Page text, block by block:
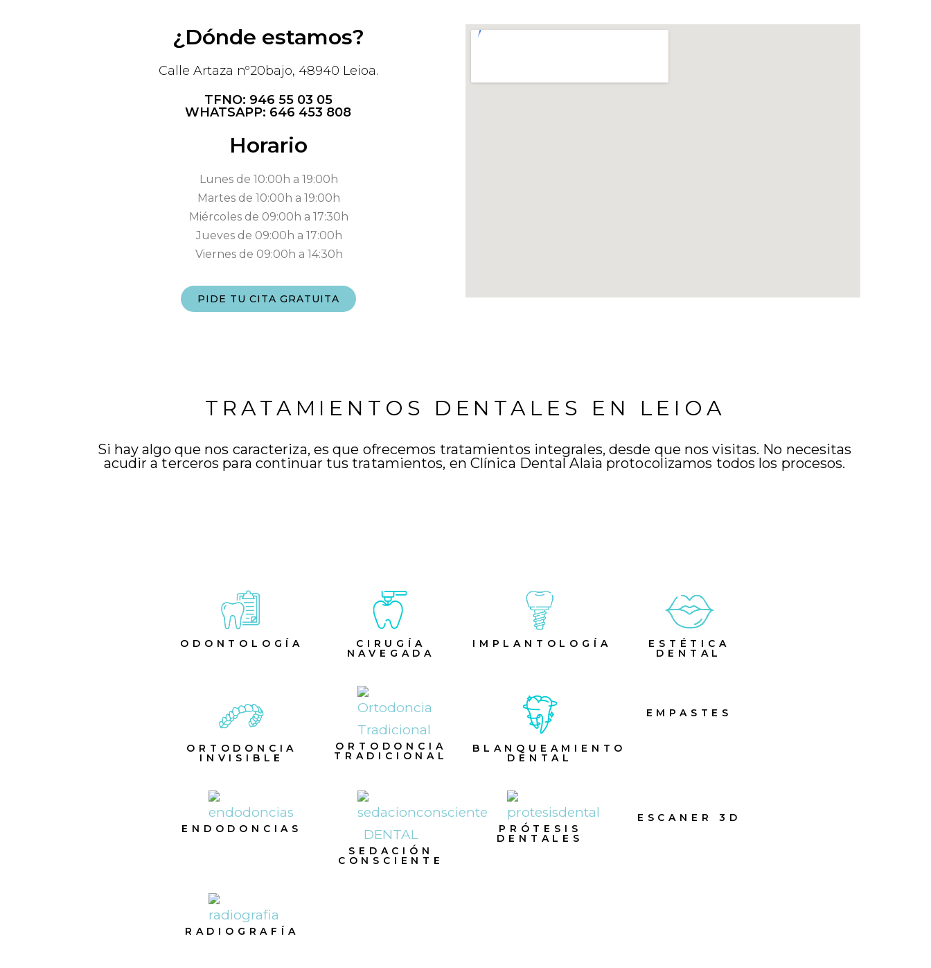
¿Dónde estamos?
Calle Artaza nº20bajo, 48940 Leioa.
TFNO: 946 55 03 05
WHATSAPP: 646 453 808
Horario
Lunes de 10:00h a 19:00h
Martes de 10:00h a 19:00h
Miércoles de 09:00h a 17:30h
Jueves de 09:00h a 17:00h
Viernes de 09:00h a 14:30h
PIDE TU CITA GRATUITA
TRATAMIENTOS DENTALES EN LEIOA
Si hay algo que nos caracteriza, es que ofrecemos tratamientos integrales, desde que nos visitas. No necesitas
acudir a terceros para continuar tus tratamientos, en Clínica Dental Alaia protocolizamos todos los procesos.
ODONTOLOGÍA CIRUGÍA
NAVEGADA
IMPLANTOLOGÍA ESTÉTICA
DENTAL
ORTODONCIA
INVISIBLE
ORTODONCIA
TRADICIONAL
BLANQUEAMIENTO
DENTAL
EMPASTES
ENDODONCIAS
SEDACIÓN
CONSCIENTE
PRÓTESIS
DENTALES
ESCANER 3D
RADIOGRAFÍA